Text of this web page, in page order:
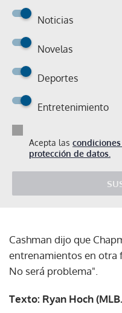
Noticias
Novelas
Deportes
Entretenimiento
Acepta las
protección de datos.
Cashman dijo que
entrenamientos en otra
No será problema".
Texto: Ryan Hoch